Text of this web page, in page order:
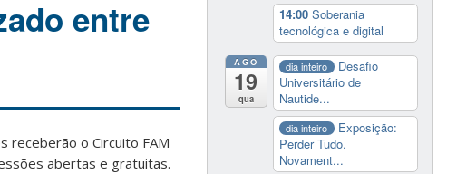
entre
receberão o Circuito FAM
abertas e gratuitas.
14:00 Soberania
tecnológica e digital
AGO
19
qua
dia inteiro
Desafio
Universitário de
Nautide...
dia inteiro
Exposição:
Perder Tudo.
Novament...